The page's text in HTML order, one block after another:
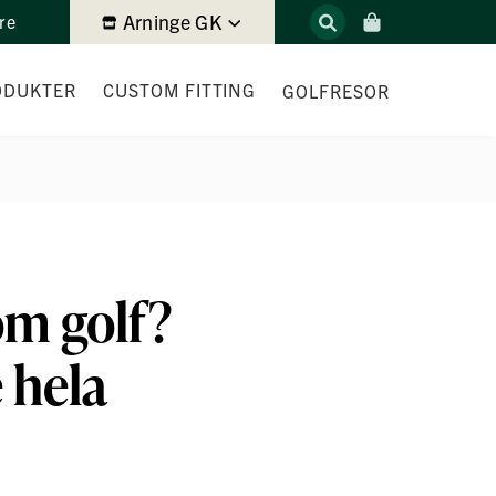
Arninge GK
CUSTOM FITTING
PUTTER FITTING
LOFT & LIE FITTING
GAME FITTING EXPERIENCE
GOLFRESOR
golf?